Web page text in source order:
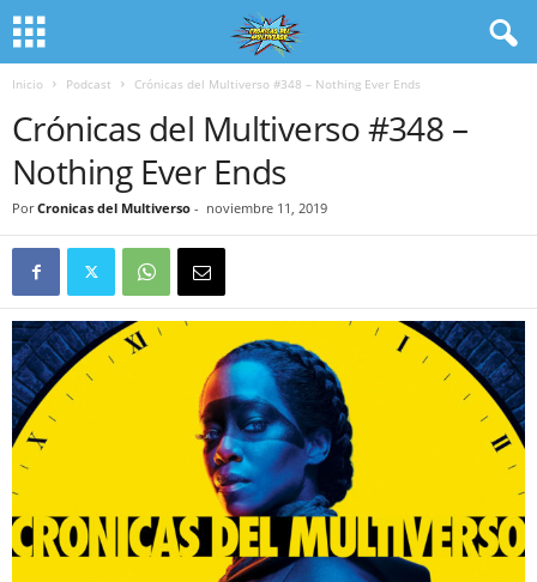
Inicio Podcast Crónicas del Multiverso #348 – Nothing Ever Ends
Crónicas del Multiverso #348 –
Nothing Ever Ends
Por Cronicas del Multiverso - noviembre 11, 2019